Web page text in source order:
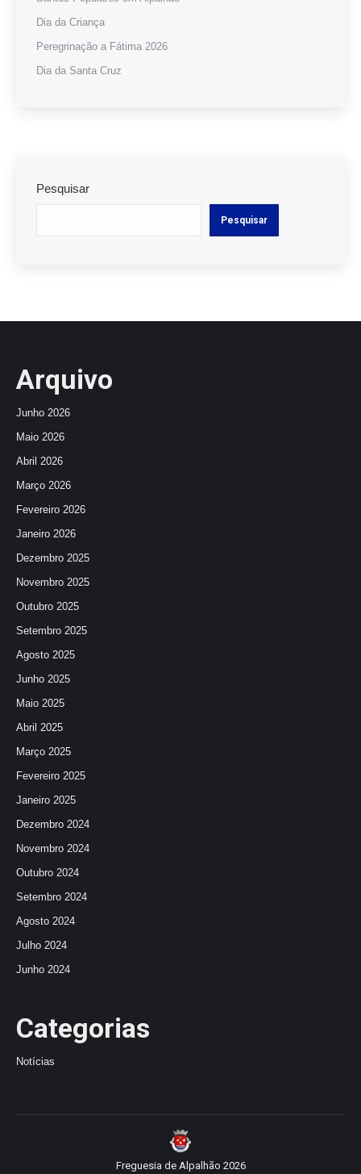
Dia da Criança
Peregrinação a Fátima 2026
Dia da Santa Cruz
Pesquisar
Pesquisar
Arquivo
Junho 2026
Maio 2026
Abril 2026
Março 2026
Fevereiro 2026
Janeiro 2026
Dezembro 2025
Novembro 2025
Outubro 2025
Setembro 2025
Agosto 2025
Junho 2025
Maio 2025
Abril 2025
Março 2025
Fevereiro 2025
Janeiro 2025
Dezembro 2024
Novembro 2024
Outubro 2024
Setembro 2024
Agosto 2024
Julho 2024
Junho 2024
Categorias
Notícias
Freguesia de Alpalhão 2026